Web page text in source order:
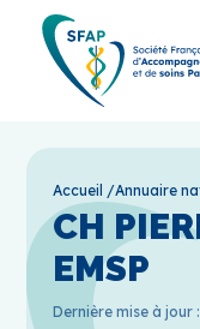
Accueil /Annuaire
CH
EMSP
Dernière mise à jour :